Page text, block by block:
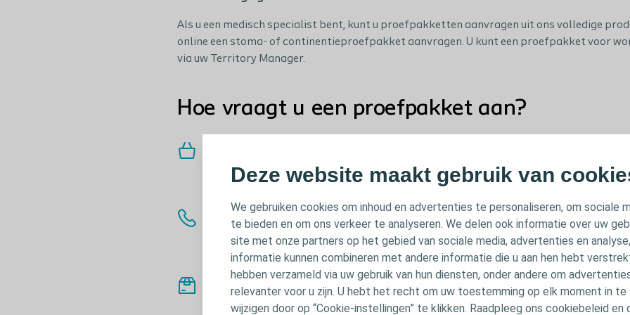
Deze website maakt gebruik van
We gebruiken cookies om inhoud en advertenties te personaliseren, om sociale
te bieden en om ons verkeer te analyseren. We delen ook informatie over uw
site met onze partners op het gebied van sociale media, advertenties en
informatie kunnen combineren met andere informatie die u aan hen hebt
hebben verzameld via uw gebruik van hun diensten, onder andere om
relevanter voor u zijn. U hebt het recht om uw toestemming op elk moment in
wijzigen door op “Cookie-instellingen” te klikken. Raadpleeg ons cookiebeleid en
Als u een medisch specialist bent, kunt u proefpakketten aanvragen uit ons volledige
online een stoma- of continentieproefpakket aanvragen. U kunt een proefpakket voor
via uw Territory Manager.
Hoe vraagt u een proefpakket aan?
Zoek het Coloplast product waarvan u een proefpakket wenst en voeg deze toe aan
2. Wij nemen telefonisch contact op
Nadat u een proefpakket heeft aangevraagd, neemt een ervaren Coloplast Care
telefonisch contact met u op. Zo weet u zeker dat u het juiste product ontvangt.
3. Uw proefpakket wordt verstuurd
Nadat de Coloplast Care specialist contact met u heeft opgenomen en de aanvraag